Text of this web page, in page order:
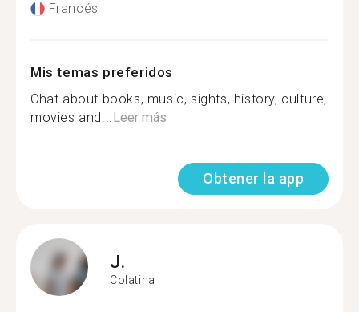
Francés
Mis temas preferidos
Chat about books, music, sights, history, culture,
movies and...Leer más
Obtener la app
J.
Colatina